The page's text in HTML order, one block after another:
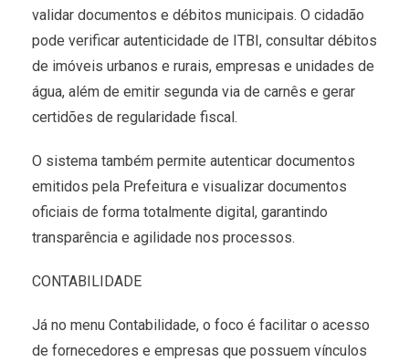
validar documentos e débitos municipais. O cidadão
pode verificar autenticidade de ITBI, consultar débitos
de imóveis urbanos e rurais, empresas e unidades de
água, além de emitir segunda via de carnês e gerar
certidões de regularidade fiscal.
O sistema também permite autenticar documentos
emitidos pela Prefeitura e visualizar documentos
oficiais de forma totalmente digital, garantindo
transparência e agilidade nos processos.
CONTABILIDADE
Já no menu Contabilidade, o foco é facilitar o acesso
de fornecedores e empresas que possuem vínculos